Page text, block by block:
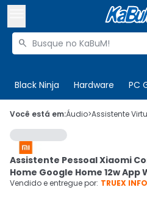
Buscar produtos

Black Ninja Hardware PC
 Olá. Acesse sua conta
 Departamentos
Cupons
Você está em:Áudio>Assistente
Assistente Pessoal Xiaomi
Home Google Home 12w App
Vendido e entregue por: TRUEX